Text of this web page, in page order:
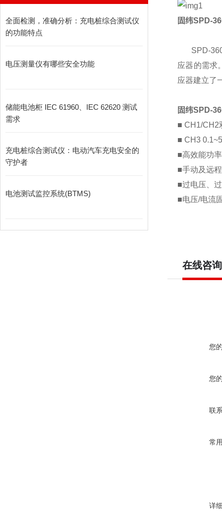
全面检测，准确分析：充电桩综合测试仪
的功能特点
电压测量仪有哪些安全功能
储能电池柜 IEC 61960、IEC 62620 测试
需求
充电桩综合测试仪：电动汽车充电安全的
守护者
电池测试监控系统(BTMS)
固纬SPD-
SPD-
应器的需求
应器建立了
固纬SPD-
■ CH1/CH2
■ CH3
■高效能功
■手动及远程
■过电压、
■电压/电流
在线咨询
您
您
联
常
详